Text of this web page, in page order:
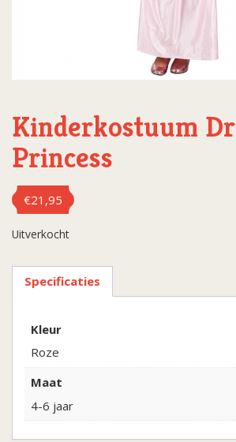
Kinderkostuum
Princess
€21,95
Uitverkocht
Specificaties
Kleur
Roze
Maat
4-6 jaar